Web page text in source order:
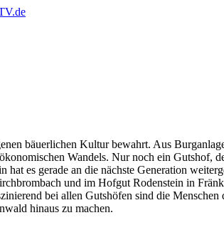
bäuerlichen Kultur bewahrt. Aus
Wandels. Nur noch ein Gutshof,
es gerade an die nächste Generation
und im Hofgut Rodenstein in
bei allen Gutshöfen sind die
hinaus zu machen.